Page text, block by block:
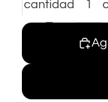
cantidad